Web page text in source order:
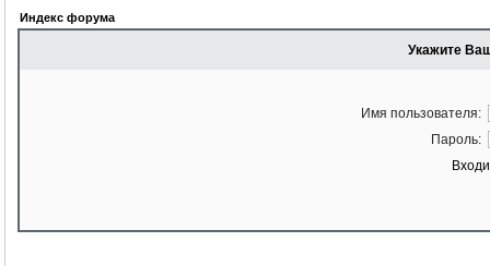
Индекс форума
Укажите
Имя пользователя:
Пароль: